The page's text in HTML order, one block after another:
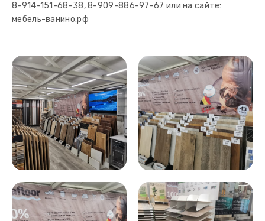
8-914-151-68-38, 8-909-886-97-67 или на сайте:
мебель-ванино.рф